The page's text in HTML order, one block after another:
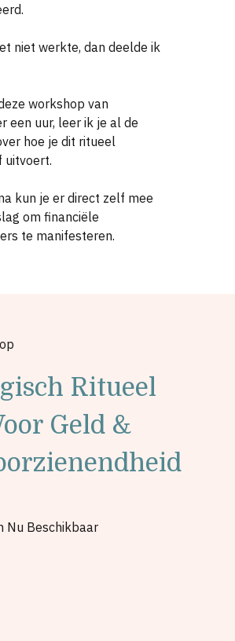
niet werkte, dan deelde ik
workshop van
een uur, leer ik je al de
hoe je dit ritueel
uitvoert.
kun je er direct zelf mee
om financiële
te manifesteren.
Ritueel
Geld &
Nu Beschikbaar